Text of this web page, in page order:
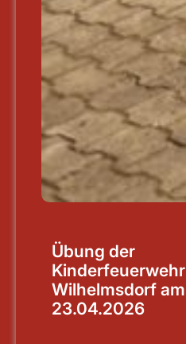
Übung der
Kinderfeuerwehr
Wilhelmsdorf am
23.04.2026